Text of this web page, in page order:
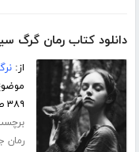
دانلود کتاب رمان گرگ
از:
۳۸۹ صفحه
رمان